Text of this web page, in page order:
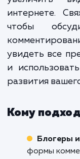
просто
функции на
развитие
системах.